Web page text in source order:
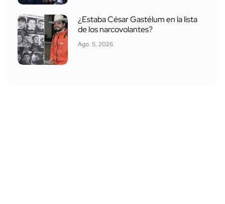
¿Estaba César Gastélum en la lista
de los narcovolantes?
Ago. 5, 2026